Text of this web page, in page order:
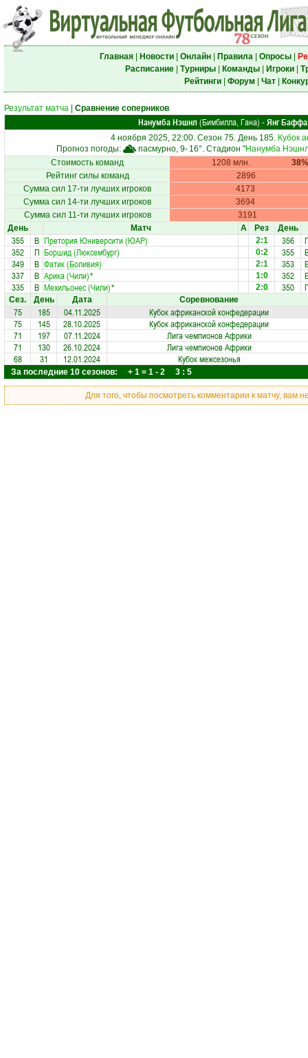
Главная| Новости| Онлайн| Правила| Опросы|
Расписание| Турниры| Команды| Игроки|
Рейтинги| Форум Чат|
Результат матча Сравнение соперников
Нанумба Нэшнл (Бимбилла, Гана) - Янг
4 ноября 2025, 22:00. Сезон 75. День 185. Кубок
Прогноз погоды:
пасмурно, 9- 16°. Стадион "Нанумба
Стоимость команд
1208 млн.
38%
Рейтинг силы команд
2896
Сумма сил 17-ти лучших игроков
4173
Сумма сил 14-ти лучших игроков
3694
Сумма сил 11-ти лучших игроков
3191
День
Матч А Рез
355 В Претория Юниверсити (ЮАР) 2:1
352 П Боршид (Люксембург) 0:2
349 В Фатик (Боливия) 2:1
337 В Арика (Чили)* 1:0
335 В Мехильонес (Чили)* 2:0
День
356
355
353
352
350
Сез. День Дата Соревнование
75 185 04.11.2025
Кубок африканской конфедерации
75
145 28.10.2025
Кубок африканской конфедерации
71
197 07.11.2024
Лига чемпионов Африки
71
130 26.10.2024
Лига чемпионов Африки
68
31 12.01.2024 Кубок межсезонья
За последние 10 сезонов: + 1 = 1 - 2 3 : 5
Для того, чтобы посмотреть комментарии к матчу, вам